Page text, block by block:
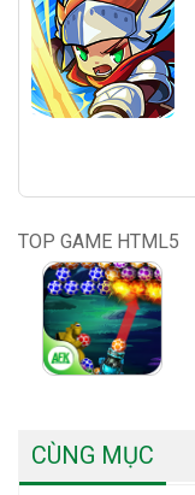
TOP GAME HTML5
CÙNG MỤC